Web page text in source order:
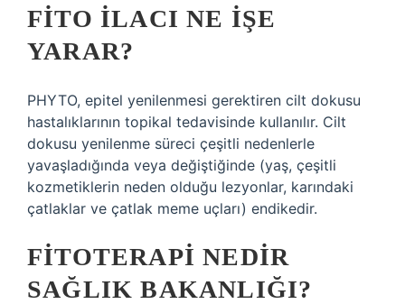
FITO ILACI NE IŞE
YARAR?
PHYTO, epitel yenilenmesi gerektiren cilt dokusu
hastalıklarının topikal tedavisinde kullanılır. Cilt
dokusu yenilenme süreci çeşitli nedenlerle
yavaşladığında veya değiştiğinde (yaş, çeşitli
kozmetiklerin neden olduğu lezyonlar, karındaki
çatlaklar ve çatlak meme uçları) endikedir.
FITOTERAPI NEDIR
SAĞLIK BAKANLIĞI?